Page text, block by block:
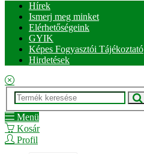
Hírek
Ismerj meg minket
Elérhetőségeink
GYIK
Képes Fogyasztói Tájékoztató
Hirdetések
Menü
Kosár
Profil